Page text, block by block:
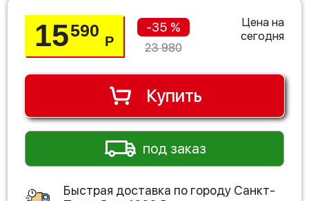
15590
Р
-35 %
23 980
Цена на
сегодня
Купить
под заказ
Быстрая доставка по городу Санкт-